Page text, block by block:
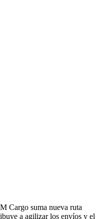
Cargo suma nueva ruta
a agilizar los envíos y el